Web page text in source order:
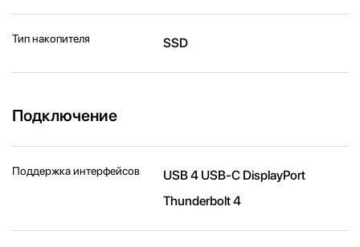
Тип накопителя SSD
Подключение
Поддержка интерфейсов
USB 4 USB-C DisplayPort
Thunderbolt 4